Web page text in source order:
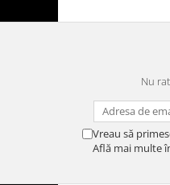
Nu
Vreau să
Află mai multe